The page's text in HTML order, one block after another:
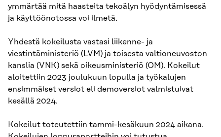
ymmärtää mitä haasteita tekoälyn hyödyntämisessä
ja käyttöönotossa voi ilmetä.
Yhdestä kokeilusta vastasi liikenne- ja
viestintäministeriö (LVM) ja toisesta valtioneuvoston
kanslia (VNK) sekä oikeusministeriö (OM). Kokeilut
aloitettiin 2023 joulukuun lopulla ja työkalujen
ensimmäiset versiot eli demoversiot valmistuivat
kesällä 2024.
Kokeilut toteutettiin tammi-kesäkuun 2024 aikana.